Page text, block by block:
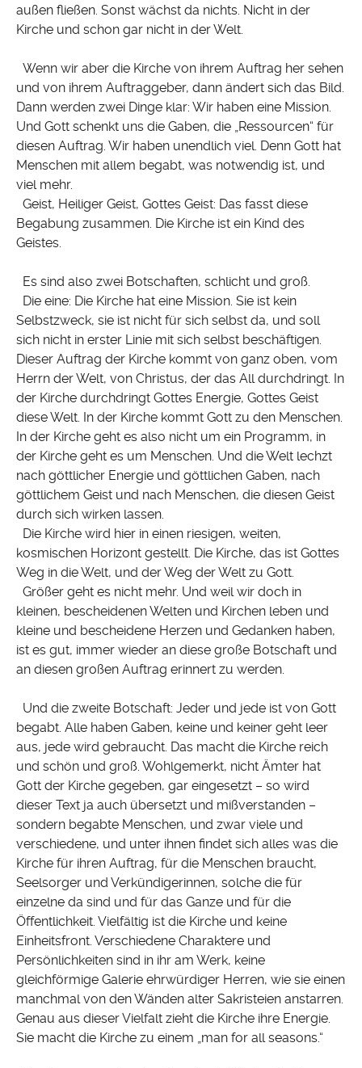
außen fließen. Sonst wächst da nichts. Nicht in der
Kirche und schon gar nicht in der Welt.
Wenn wir aber die Kirche von ihrem Auftrag her sehen
und von ihrem Auftraggeber, dann ändert sich das Bild.
Dann werden zwei Dinge klar: Wir haben eine Mission.
Und Gott schenkt uns die Gaben, die „Ressourcen“ für
diesen Auftrag. Wir haben unendlich viel. Denn Gott hat
Menschen mit allem begabt, was notwendig ist, und
viel mehr.
Geist, Heiliger Geist, Gottes Geist: Das fasst diese
Begabung zusammen. Die Kirche ist ein Kind des
Geistes.
Es sind also zwei Botschaften, schlicht und groß.
Die eine: Die Kirche hat eine Mission. Sie ist kein
Selbstzweck, sie ist nicht für sich selbst da, und soll
sich nicht in erster Linie mit sich selbst beschäftigen.
Dieser Auftrag der Kirche kommt von ganz oben, vom
Herrn der Welt, von Christus, der das All durchdringt. In
der Kirche durchdringt Gottes Energie, Gottes Geist
diese Welt. In der Kirche kommt Gott zu den Menschen.
In der Kirche geht es also nicht um ein Programm, in
der Kirche geht es um Menschen. Und die Welt lechzt
nach göttlicher Energie und göttlichen Gaben, nach
göttlichem Geist und nach Menschen, die diesen Geist
durch sich wirken lassen.
Die Kirche wird hier in einen riesigen, weiten,
kosmischen Horizont gestellt. Die Kirche, das ist Gottes
Weg in die Welt, und der Weg der Welt zu Gott.
Größer geht es nicht mehr. Und weil wir doch in
kleinen, bescheidenen Welten und Kirchen leben und
kleine und bescheidene Herzen und Gedanken haben,
ist es gut, immer wieder an diese große Botschaft und
an diesen großen Auftrag erinnert zu werden.
Und die zweite Botschaft: Jeder und jede ist von Gott
begabt. Alle haben Gaben, keine und keiner geht leer
aus, jede wird gebraucht. Das macht die Kirche reich
und schön und groß. Wohlgemerkt, nicht Ämter hat
Gott der Kirche gegeben, gar eingesetzt – so wird
dieser Text ja auch übersetzt und mißverstanden –
sondern begabte Menschen, und zwar viele und
verschiedene, und unter ihnen findet sich alles was die
Kirche für ihren Auftrag, für die Menschen braucht,
Seelsorger und Verkündigerinnen, solche die für
einzelne da sind und für das Ganze und für die
Öffentlichkeit. Vielfältig ist die Kirche und keine
Einheitsfront. Verschiedene Charaktere und
Persönlichkeiten sind in ihr am Werk, keine
gleichförmige Galerie ehrwürdiger Herren, wie sie einen
manchmal von den Wänden alter Sakristeien anstarren.
Genau aus dieser Vielfalt zieht die Kirche ihre Energie.
Sie macht die Kirche zu einem „man for all seasons.“